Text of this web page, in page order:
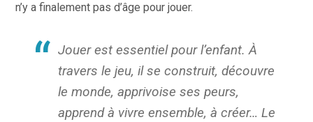
n’y a finalement pas d’âge pour jouer.
Jouer est essentiel pour l’enfant. À
travers le jeu, il se construit, découvre
le monde, apprivoise ses peurs,
apprend à vivre ensemble, à créer… Le